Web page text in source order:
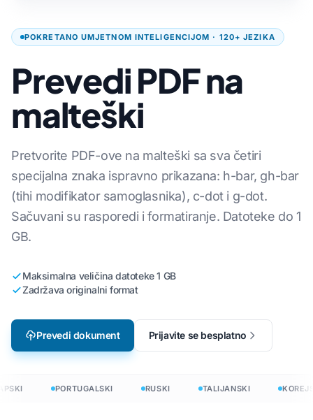
POKRETANO UMJETNOM INTELIGENCIJOM · 120+ JEZIKA
Prevedi PDF na
malteški
Pretvorite PDF-ove na malteški sa sva četiri
specijalna znaka ispravno prikazana: h-bar, gh-bar
(tihi modifikator samoglasnika), c-dot i g-dot.
Sačuvani su rasporedi i formatiranje. Datoteke do 1
GB.
Maksimalna veličina datoteke 1 GB
Zadržava originalni format
Prevedi dokument Prijavite se besplatno
PORTUGALSKI RUSKI TALIJANSKI